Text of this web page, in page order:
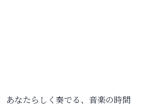
あなたらしく奏でる、音楽の時間